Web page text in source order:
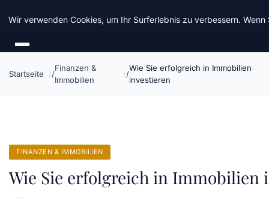
Chinavisum24
Startseite
Finanzen &
Immobilien
Wie Sie erfolgreich in Immobilien
investieren
FINANZEN & IMMOBILIEN
Wie Sie erfolgreich in Immobilien
Wir verwenden Cookies, um Ihr Surferlebnis zu verbessern.